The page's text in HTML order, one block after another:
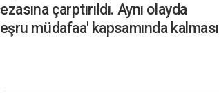
çarptırıldı. Aynı olayda
müdafaa' kapsamında kalması